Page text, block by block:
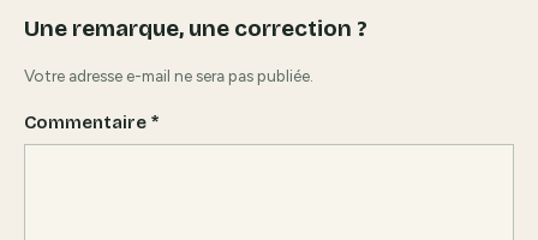
Une remarque, une correction ?
Votre adresse e-mail ne sera pas publiée.
Commentaire *